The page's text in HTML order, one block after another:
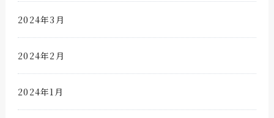
2024年3月
2024年2月
2024年1月